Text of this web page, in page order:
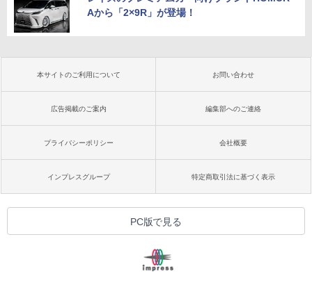
Aから「2×9R」が登場！
本サイトのご利用について お問い合わせ
広告掲載のご案内 編集部へのご連絡
プライバシーポリシー 会社概要
インプレスグループ 特定商取引法に基づく表示
PC版で見る